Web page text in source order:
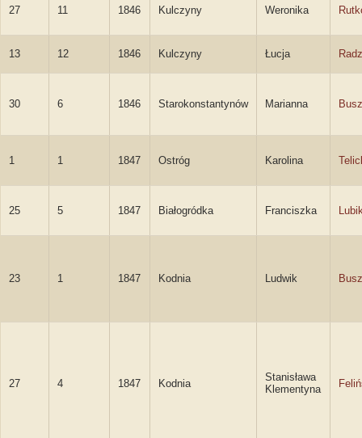
27 11 1846 Kulczyny Weronika
13 12 1846 Kulczyny Łucja
30 6 1846 Starokonstantynów Marianna
1 1 1847 Ostróg Karolina
25 5 1847 Białogródka Franciszka
23 1 1847 Kodnia Ludwik
27 4 1847 Kodnia
Stanisława
Klementyna